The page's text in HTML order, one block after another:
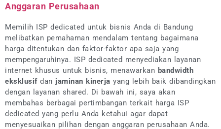
Anggaran Perusahaan
Memilih ISP dedicated untuk bisnis Anda di Bandung
melibatkan pemahaman mendalam tentang bagaimana
harga ditentukan dan faktor-faktor apa saja yang
mempengaruhinya. ISP dedicated menyediakan layanan
internet khusus untuk bisnis, menawarkan bandwidth
eksklusifdan jaminan kinerja yang lebih baik dibandingkan
dengan layanan shared. Di bawah ini, saya akan
membahas berbagai pertimbangan terkait harga ISP
dedicated yang perlu Anda ketahui agar dapat
menyesuaikan pilihan dengan anggaran perusahaan Anda.